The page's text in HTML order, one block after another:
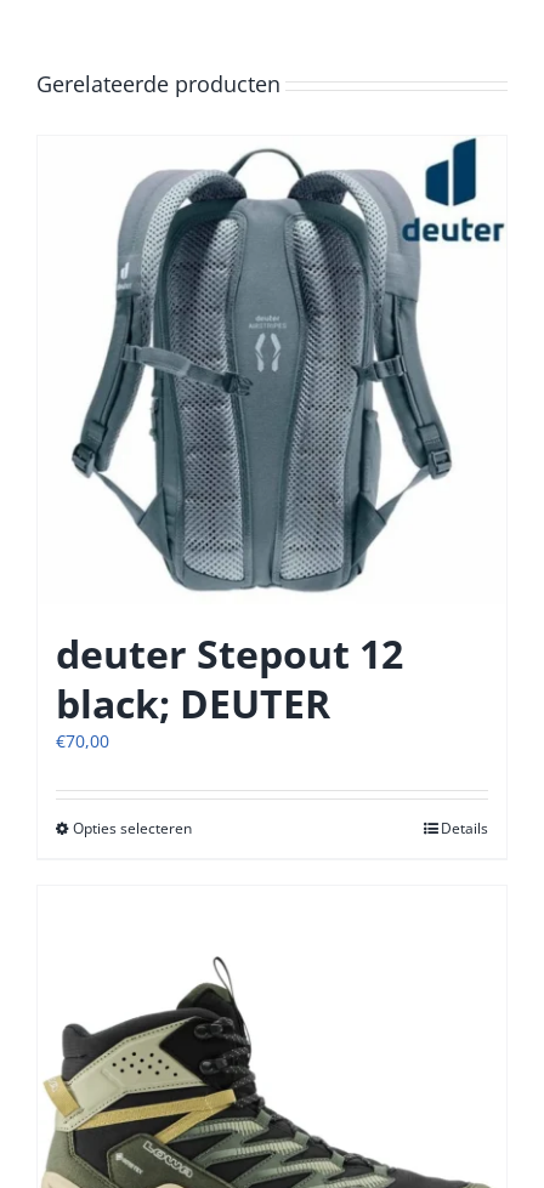
Gerelateerde producten
deuter Stepout 12
black; DEUTER
€70,00
Opties selecterenDit
Deze
optie
kan
gekozen
worden
op
de
productpagina
Details